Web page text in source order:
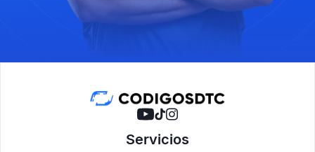
Servicios